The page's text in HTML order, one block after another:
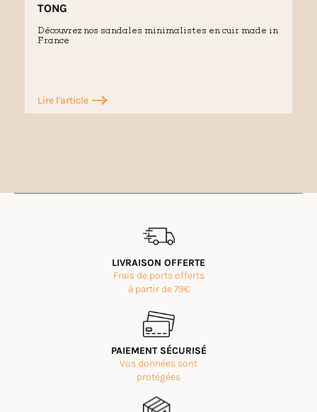
TONG
Découvrez nos sandales minimalistes en cuir made in
France
Lire l'article
LIVRAISON OFFERTE
Frais de ports offerts
à partir de 79€
PAIEMENT SÉCURISÉ
Vos données sont
protégées